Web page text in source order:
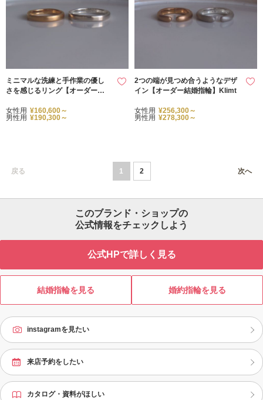
ミニマルな洗練と手作業の優し
さを感じるリング【オーダー結
女性用 ¥160,600～
男性用 ¥190,300～
2つの端が見つめ合うようなデザ
イン【オーダー結婚指輪】Klimt
女性用 ¥256,300～
男性用 ¥278,300～
戻る 1 2 次へ
このブランド・ショップの
公式情報をチェックしよう
公式HPで詳しく見る
結婚指輪を見る 婚約指輪を見る
instagramを見たい
来店予約をしたい
カタログ・資料がほしい